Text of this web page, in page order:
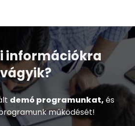
információkra
vágyik?
demó programunkat, és
működését!